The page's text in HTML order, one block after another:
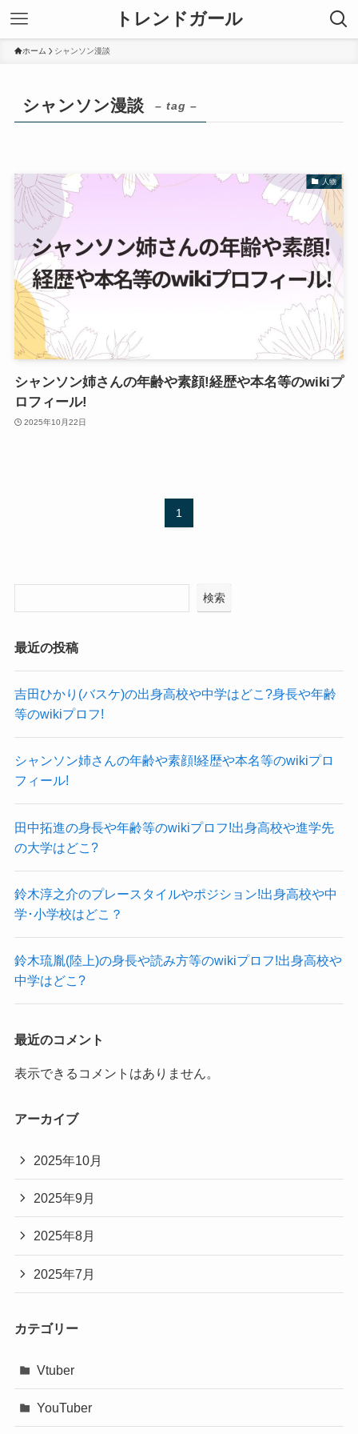
トレンドガール
ホーム シャンソン漫談
シャンソン漫談 – tag –
人物
シャンソン姉さんの年齢や素顔!経歴や本名等のwikiプ
ロフィール!
2025年10月22日
1
検索
最近の投稿
吉田ひかり(バスケ)の出身高校や中学はどこ?身長や年齢
等のwikiプロフ!
シャンソン姉さんの年齢や素顔!経歴や本名等のwikiプロ
フィール!
田中拓進の身長や年齢等のwikiプロフ!出身高校や進学先
の大学はどこ?
鈴木淳之介のプレースタイルやポジション!出身高校や中
学･小学校はどこ？
鈴木琉胤(陸上)の身長や読み方等のwikiプロフ!出身高校や
中学はどこ?
最近のコメント
表示できるコメントはありません。
アーカイブ
2025年10月
2025年9月
2025年8月
2025年7月
カテゴリー
Vtuber
YouTuber